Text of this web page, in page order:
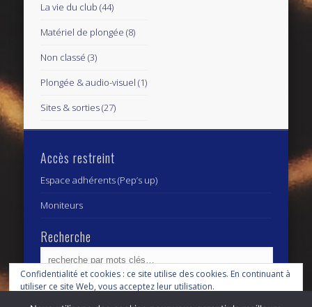
La vie du club (44)
Matériel de plongée (8)
Non classé (3)
Plongée & audio-visuel (1)
Sites & sorties(27)
Accès restreint
Espace adhérents (Pep’s up)
Moniteurs
Recherche
Archives
Confidentialité et cookies : ce site utilise des cookies. En continuant à
utiliser ce site Web, vous acceptez leur utilisation.